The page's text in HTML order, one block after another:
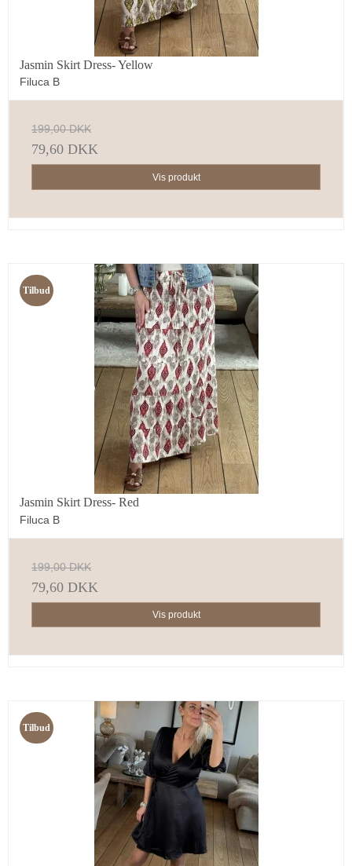
Jasmin Skirt Dress- Yellow
Filuca B
199,00 DKK
79,60 DKK
Vis produkt
Tilbud
Jasmin Skirt Dress- Red
Filuca B
199,00 DKK
79,60 DKK
Vis produkt
Tilbud